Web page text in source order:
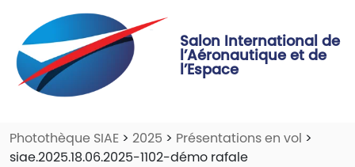
Salon International de
l’Aéronautique et de
l’Espace
Photothèque SIAE > 2025 > Présentations en vol >
siae.2025.18.06.2025-1102-démo rafale